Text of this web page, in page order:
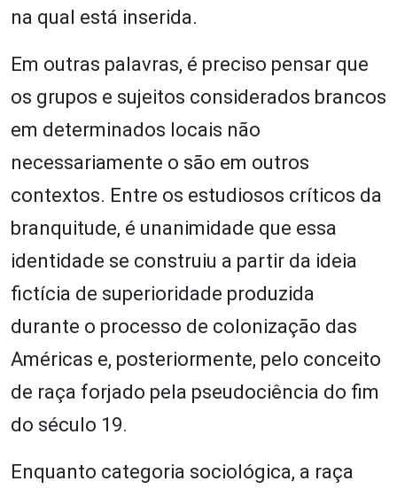
na qual está inserida.
Em outras palavras, é preciso pensar que
os grupos e sujeitos considerados brancos
em determinados locais não
necessariamente o são em outros
contextos. Entre os estudiosos críticos da
branquitude, é unanimidade que essa
identidade se construiu a partir da ideia
fictícia de superioridade produzida
durante o processo de colonização das
Américas e, posteriormente, pelo conceito
de raça forjado pela pseudociência do fim
do século 19.
Enquanto categoria sociológica, a raça